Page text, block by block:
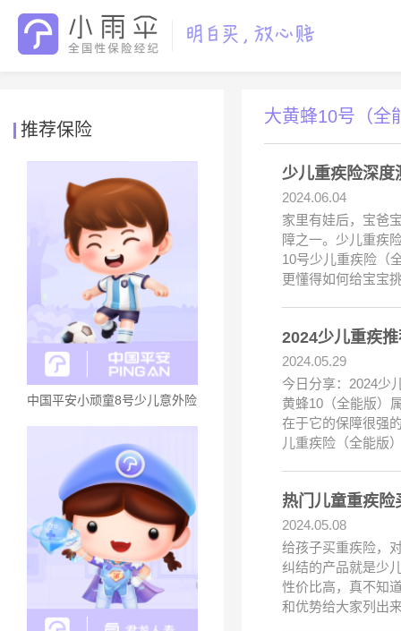
推荐保险
中国平安小顽童8号少儿意外险
大黄蜂10号（全
少儿重疾险深度
2024.06.04
家里有娃后，宝爸
障之一。少儿重疾
10号少儿重疾险（
更懂得如何给宝宝
2024少儿重疾
2024.05.29
今日分享：2024少
黄蜂10（全能版）
在于它的保障很强
儿重疾险（全能版
热门儿童重疾险
2024.05.08
给孩子买重疾险，
纠结的产品就是少
性价比高，真不知
和优势给大家列出